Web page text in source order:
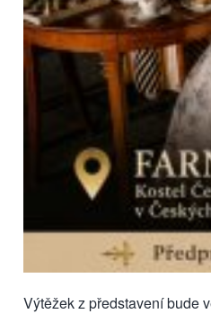
Výtěžek z představení bude